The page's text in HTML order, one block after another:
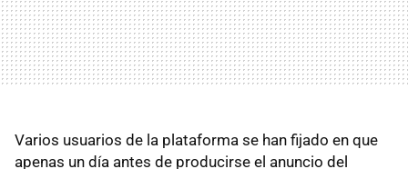
Varios usuarios de la plataforma se han fijado en que
apenas un día antes de producirse el anuncio del